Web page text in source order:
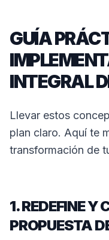
GUÍA
INTEGRAL
Llevar estos
plan claro. Aquí te
transformación de
1. REDEFINE Y
PROPUESTA